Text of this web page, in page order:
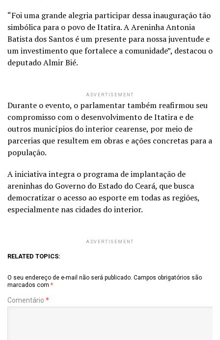
“Foi uma grande alegria participar dessa inauguração tão
simbólica para o povo de Itatira. A Areninha Antonia
Batista dos Santos é um presente para nossa juventude e
um investimento que fortalece a comunidade”, destacou o
deputado Almir Bié.
ADVERTISEMENT
Durante o evento, o parlamentar também reafirmou seu
compromisso com o desenvolvimento de Itatira e de
outros municípios do interior cearense, por meio de
parcerias que resultem em obras e ações concretas para a
população.
A iniciativa integra o programa de implantação de
areninhas do Governo do Estado do Ceará, que busca
democratizar o acesso ao esporte em todas as regiões,
especialmente nas cidades do interior.
ADVERTISEMENT
RELATED TOPICS:
O seu endereço de e-mail não será publicado. Campos obrigatórios são
marcados com *
Comentário *